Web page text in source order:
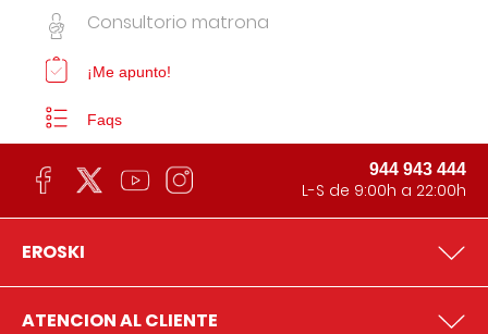
Consultorio matrona
¡Me apunto!
Faqs
944 943 444
L-S de 9:00h a 22:00h
EROSKI
ATENCION AL CLIENTE